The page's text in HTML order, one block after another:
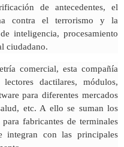
de antecedentes, el
contra el terrorismo y la
inteligencia, procesamiento
ciudadano.
comercial, esta compañía
dactilares, módulos,
para diferentes mercados
etc. A ello se suman los
fabricantes de terminales
integran con las principales